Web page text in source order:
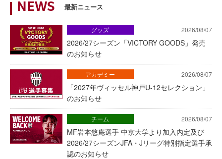
NEWS 最新ニュース
2026/08/07
2026/27シーズン「VICTORY GOODS」発売
のお知らせ
グッズ
2026/08/07
「2027年ヴィッセル神戸U-12セレクション」
のお知らせ
アカデミー
2026/08/07
MF岩本悠庵選手 中京大学より加入内定及び
2026/27シーズンJFA・Jリーグ特別指定選手承
認のお知らせ
チーム